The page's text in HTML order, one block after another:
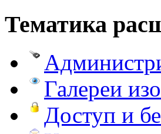
Тематика
Галереи
Доступ и